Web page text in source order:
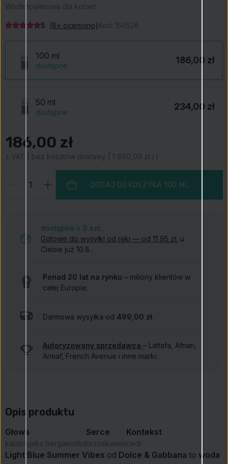
Woda toaletowa dla kobiet
5 (8× oceniono)Kod: 150528
100 ml
dostępne 186,00 zł
50 ml
dostępne 234,00 zł
186,00 zł
z VAT | bez kosztów dostawy | 1 860,00 zł / l
DODAJ DO KOSZYKA 100 ML
dostępne > 5 szt.
Gotowe do wysyłki od ręki — od 11,95 zł , u
Ciebie już 10.8..
Ponad 20 lat na rynku – miliony klientów w
całej Europie.
Darmowa wysyłka od 499,00 zł.
Autoryzowany sprzedawca – Lattafa, Afnan,
Armaf, French Avenue i inne marki.
Opis produktu
Głowa
kalabryjska bergamotka
Serce
brzoskwinia
Kontekst
cedr
Light Blue Summer Vibes od Dolce & Gabbana to woda